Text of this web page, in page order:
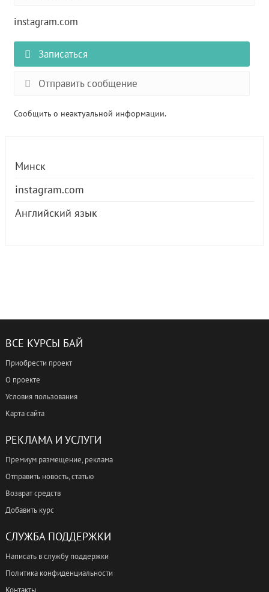
instagram.com
Записаться
Отправить сообщение
Сообщить о неактуальной информации.
Минск
instagram.com
Английский язык
ВСЕ КУРСЫ БАЙ
Приобрести проект
О проекте
Условия пользования
Карта сайта
РЕКЛАМА И УСЛУГИ
Премиум размещение, реклама
Отправить новость, статью
Возврат средств
Добавить курс
СЛУЖБА ПОДДЕРЖКИ
Написать в службу поддержки
Политика конфиденциальности
Контакты